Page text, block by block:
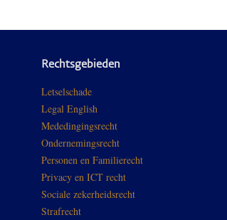
Rechtsgebieden
Letselschade
Legal English
Mededingingsrecht
Ondernemingsrecht
Personen en Familierecht
Privacy en ICT recht
Sociale zekerheidsrecht
Strafrecht